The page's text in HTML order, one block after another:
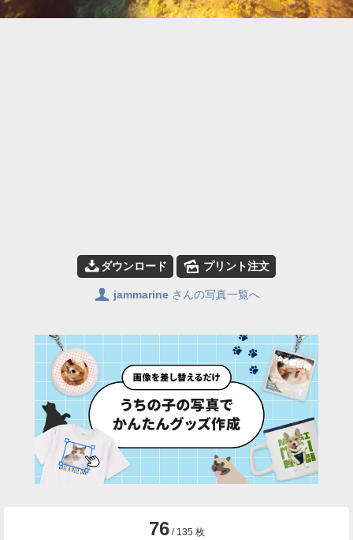
📥ダウンロード 🌄 プリント注文
👤 jammarineさんの写真一覧へ
76 / 135 枚